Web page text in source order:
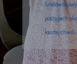
postępach
każdej chwili.